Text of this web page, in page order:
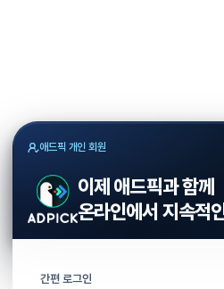
애드픽 개인 회원
이제 애드픽과 함께
온라인에서 지속적
간편 로그인